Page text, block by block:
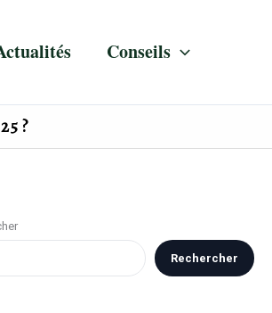
Conseils
?
Rechercher